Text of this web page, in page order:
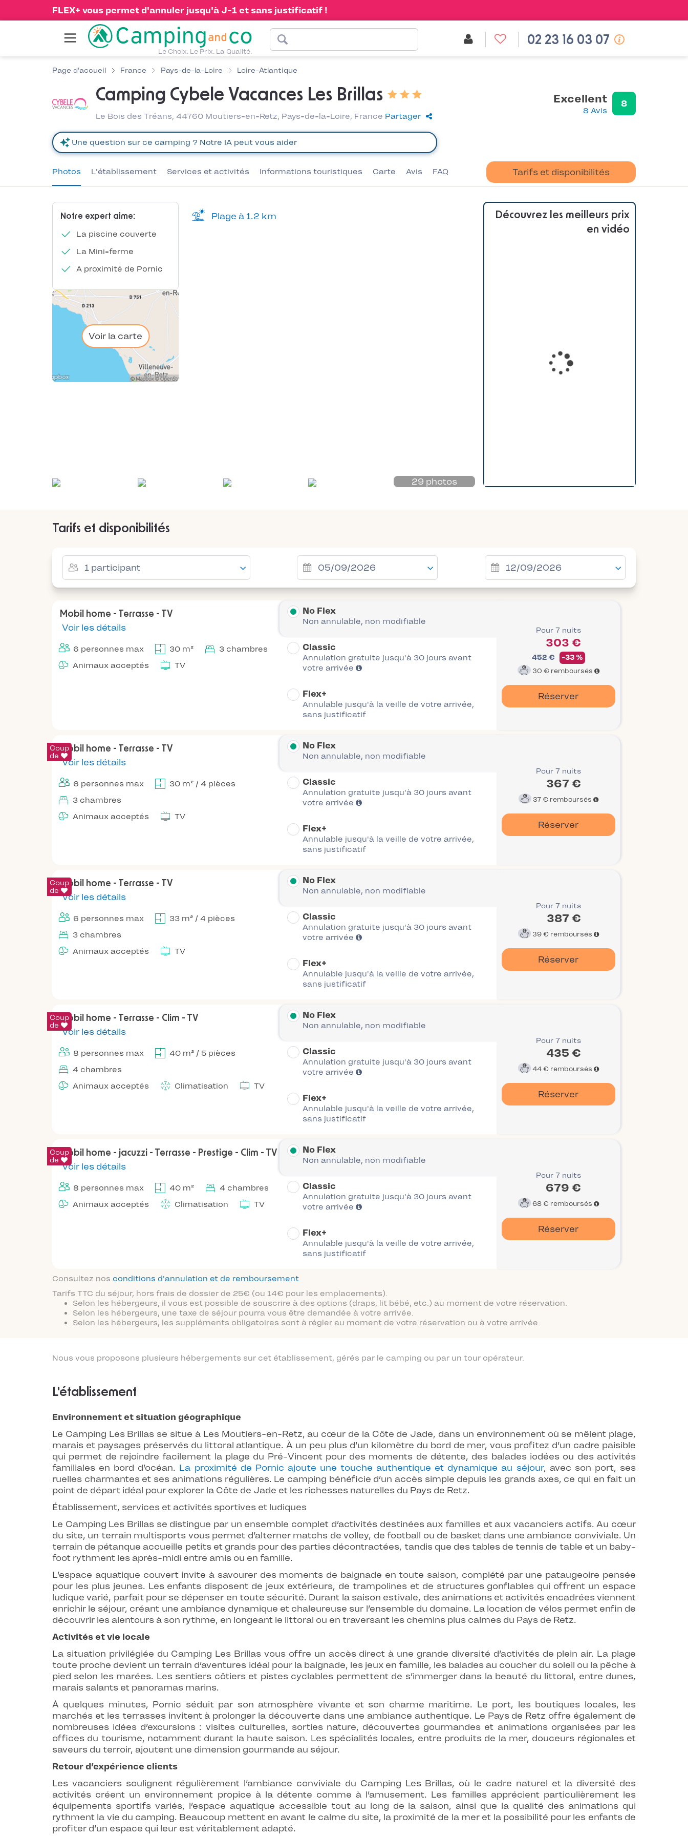
FLEX+ vous permet d'annuler jusqu'à J-1 et sans justificatif !
Le Choix. Le Prix. La Qualité.
02 23 16 03 07
Page d'accueil France Pays-de-la-Loire Loire-Atlantique
Camping Cybele Vacances Les Brillas
Le Bois des Tréans, 44760 Moutiers-en-Retz, Pays-de-la-Loire, France Partager
Excellent
8 Avis
8
Photos L'établissement Services et activités Informations touristiques Carte Avis FAQ Tarifs et disponibilités
Notre expert aime:
La piscine couverte
La Mini-ferme
A proximité de Pornic
Voir la carte
Plage à 1.2 km
29 photos
Découvrez les meilleurs prix
en vidéo
Tarifs et disponibilités
Mobil home - Terrasse - TV
Voir les détails
6 personnes max 30 m²
3 chambres
Animaux acceptés
TV
No Flex
Non annulable, non modifiable
Classic
Annulation gratuite jusqu'à 30 jours avant
votre arrivée
Flex+
Annulable jusqu'à la veille de votre arrivée,
sans justificatif
Pour 7 nuits
303 €
452 € -33 %
30 € remboursés
Réserver
Coup
de
Mobil home - Terrasse - TV
Voir les détails
6 personnes max
30 m² / 4 pièces
3 chambres
Animaux acceptés
TV
No Flex
Non annulable, non modifiable
Classic
Annulation gratuite jusqu'à 30 jours avant
votre arrivée
Flex+
Annulable jusqu'à la veille de votre arrivée,
sans justificatif
Pour 7 nuits
367 €
37 € remboursés
Réserver
Coup
de
Mobil home - Terrasse - TV
Voir les détails
6 personnes max
33 m² / 4 pièces
3 chambres
Animaux acceptés
TV
No Flex
Non annulable, non modifiable
Classic
Annulation gratuite jusqu'à 30 jours avant
votre arrivée
Flex+
Annulable jusqu'à la veille de votre arrivée,
sans justificatif
Pour 7 nuits
387 €
39 € remboursés
Réserver
Coup
de
Mobil home - Terrasse - Clim - TV
Voir les détails
8 personnes max
40 m² / 5 pièces
4 chambres
Animaux acceptés
Climatisation TV
No Flex
Non annulable, non modifiable
Classic
Annulation gratuite jusqu'à 30 jours avant
votre arrivée
Flex+
Annulable jusqu'à la veille de votre arrivée,
sans justificatif
Pour 7 nuits
435 €
44 € remboursés
Réserver
Coup
de
Mobil home - jacuzzi - Terrasse - Prestige - Clim - TV
Voir les détails
8 personnes max 40 m²
4 chambres
Animaux acceptés
Climatisation TV
No Flex
Non annulable, non modifiable
Classic
Annulation gratuite jusqu'à 30 jours avant
votre arrivée
Flex+
Annulable jusqu'à la veille de votre arrivée,
sans justificatif
Pour 7 nuits
679 €
68 € remboursés
Réserver
Consultez nos conditions d'annulation et de remboursement
Tarifs TTC du séjour, hors frais de dossier de 25€ (ou 14€ pour les emplacements).
Selon les hébergeurs, il vous est possible de souscrire à des options (draps, lit bébé, etc.) au moment de votre réservation.
Selon les hébergeurs, une taxe de séjour pourra vous être demandée à votre arrivée.
Selon les hébergeurs, les suppléments obligatoires sont à régler au moment de votre réservation ou à votre arrivée.
Nous vous proposons plusieurs hébergements sur cet établissement, gérés par le camping ou par un tour opérateur.
L'établissement
Environnement et situation géographique
Le Camping Les Brillas se situe à Les Moutiers-en-Retz, au cœur de la Côte de Jade, dans un environnement où se mêlent plage,
marais et paysages préservés du littoral atlantique. À un peu plus d’un kilomètre du bord de mer, vous profitez d’un cadre paisible
qui permet de rejoindre facilement la plage du Pré-Vincent pour des moments de détente, des balades iodées ou des activités
familiales en bord d’océan. La proximité de Pornic ajoute une touche authentique et dynamique au séjour, avec son port, ses
ruelles charmantes et ses animations régulières. Le camping bénéficie d’un accès simple depuis les grands axes, ce qui en fait un
point de départ idéal pour explorer la Côte de Jade et les richesses naturelles du Pays de Retz.
Établissement, services et activités sportives et ludiques
Le Camping Les Brillas se distingue par un ensemble complet d’activités destinées aux familles et aux vacanciers actifs. Au cœur
du site, un terrain multisports vous permet d’alterner matchs de volley, de football ou de basket dans une ambiance conviviale. Un
terrain de pétanque accueille petits et grands pour des parties décontractées, tandis que des tables de tennis de table et un baby-
foot rythment les après-midi entre amis ou en famille.
L’espace aquatique couvert invite à savourer des moments de baignade en toute saison, complété par une pataugeoire pensée
pour les plus jeunes. Les enfants disposent de jeux extérieurs, de trampolines et de structures gonflables qui offrent un espace
ludique varié, parfait pour se dépenser en toute sécurité. Durant la saison estivale, des animations et activités encadrées viennent
enrichir le séjour, créant une ambiance dynamique et chaleureuse sur l’ensemble du domaine. La location de vélos permet enfin de
découvrir les alentours à son rythme, en longeant le littoral ou en traversant les chemins plus calmes du Pays de Retz.
Activités et vie locale
La situation privilégiée du Camping Les Brillas vous offre un accès direct à une grande diversité d’activités de plein air. La plage
toute proche devient un terrain d’aventures idéal pour la baignade, les jeux en famille, les balades au coucher du soleil ou la pêche à
pied selon les marées. Les sentiers côtiers et pistes cyclables permettent de s’immerger dans la beauté du littoral, entre dunes,
marais salants et panoramas marins.
À quelques minutes, Pornic séduit par son atmosphère vivante et son charme maritime. Le port, les boutiques locales, les
marchés et les terrasses invitent à prolonger la découverte dans une ambiance authentique. Le Pays de Retz offre également de
nombreuses idées d’excursions : visites culturelles, sorties nature, découvertes gourmandes et animations organisées par les
offices du tourisme, notamment durant la haute saison. Les spécialités locales, entre produits de la mer, douceurs régionales et
saveurs du terroir, ajoutent une dimension gourmande au séjour.
Retour d’expérience clients
Les vacanciers soulignent régulièrement l’ambiance conviviale du Camping Les Brillas, où le cadre naturel et la diversité des
activités créent un environnement propice à la détente comme à l’amusement. Les familles apprécient particulièrement les
équipements sportifs variés, l’espace aquatique accessible tout au long de la saison, ainsi que la qualité des animations qui
rythment la vie du camping. Beaucoup mettent en avant le calme du site, la proximité de la mer et la possibilité pour les enfants de
profiter d’un espace qui leur est véritablement adapté.